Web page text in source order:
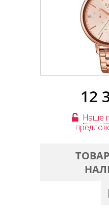
12
Наше